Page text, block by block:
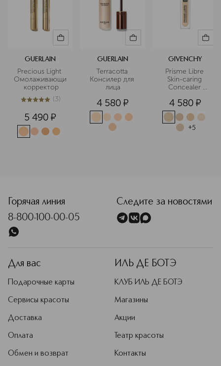
GUERLAIN
Precious Light
Омолаживающий
корректор
5из 53 (3)
5 490 ¤
GUERLAIN
Terracotta
Консилер для
лица
4 580 ¤
GIVENCHY
Prisme Libre
Skin-caring
Concealer
консилер
4 580 ¤
+5
Горячая линия
8-800-100-00-05
Следите за новостями
Для вас
Подарочные карты
Сервисы красоты
Доставка
Оплата
Обмен и возврат
ИЛЬ ДЕ БОТЭ
КЛУБ ИЛЬ ДЕ БОТЭ
Магазины
Акции
Театр красоты
Контакты